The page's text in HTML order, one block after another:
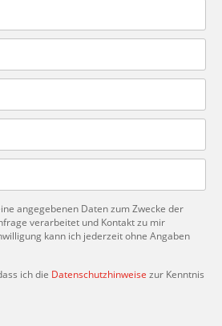
angegebenen Daten zum Zwecke der
verarbeitet und Kontakt zu mir
kann ich jederzeit ohne Angaben
ich die Datenschutzhinweise zur Kenntnis